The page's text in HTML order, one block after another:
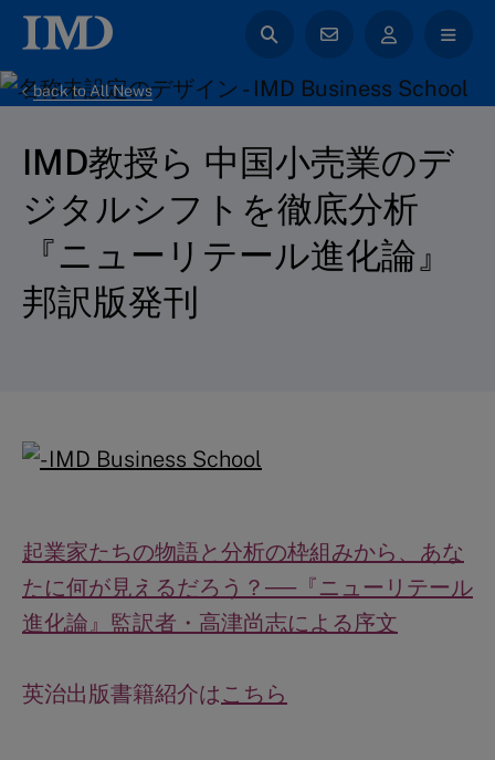
back to All News
IMD教授ら 中国小売業のデ
ジタルシフトを徹底分析
『ニューリテール進化論』
邦訳版発刊
起業家たちの物語と分析の枠組みから、あな
たに何が見えるだろう？──『ニューリテール
進化論』監訳者・高津尚志による序文
英治出版書籍紹介はこちら